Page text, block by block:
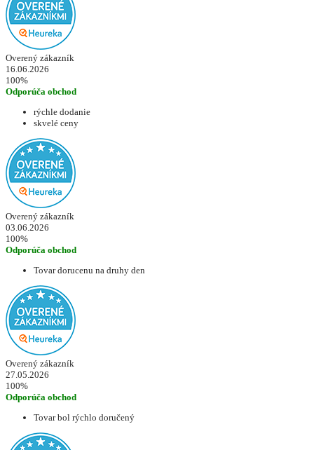
Overený zákazník
16.06.2026
100%
Odporúča obchod
rýchle dodanie
skvelé ceny
Overený zákazník
03.06.2026
100%
Odporúča obchod
Tovar dorucenu na druhy den
Overený zákazník
27.05.2026
100%
Odporúča obchod
Tovar bol rýchlo doručený